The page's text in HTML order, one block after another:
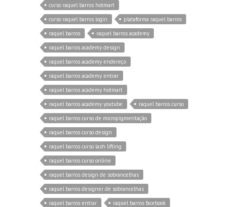
curso raquel barros hotmart
curso raquel barros login
plataforma raquel barros
raquel barros
raquel barros academy
raquel barros academy design
raquel barros academy endereço
raquel barros academy entrar
raquel barros academy hotmart
raquel barros academy youtube
raquel barros curso
raquel barros curso de micropigmentação
raquel barros curso design
raquel barros curso lash lifting
raquel barros curso online
raquel barros design de sobrancelhas
raquel barros designer de sobrancelhas
raquel barros entrar
raquel barros facebook